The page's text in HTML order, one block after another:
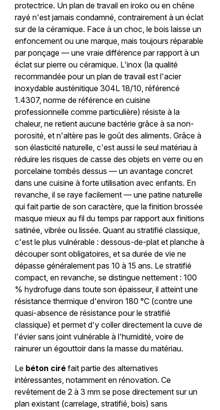
protectrice. Un plan de travail en iroko ou en chêne
rayé n'est jamais condamné, contrairement à un éclat
sur de la céramique. Face à un choc, le bois laisse un
enfoncement ou une marque, mais toujours réparable
par ponçage — une vraie différence par rapport à un
éclat sur pierre ou céramique. L'inox (la qualité
recommandée pour un plan de travail est l'acier
inoxydable austénitique 304L 18/10, référencé
1.4307, norme de référence en cuisine
professionnelle comme particulière) résiste à la
chaleur, ne retient aucune bactérie grâce à sa non-
porosité, et n'altère pas le goût des aliments. Grâce à
son élasticité naturelle, c'est aussi le seul matériau à
réduire les risques de casse des objets en verre ou en
porcelaine tombés dessus — un avantage concret
dans une cuisine à forte utilisation avec enfants. En
revanche, il se raye facilement — une patine naturelle
qui fait partie de son caractère, que la finition brossée
masque mieux au fil du temps par rapport aux finitions
satinée, vibrée ou lissée. Quant au stratifié classique,
c'est le plus vulnérable : dessous-de-plat et planche à
découper sont obligatoires, et sa durée de vie ne
dépasse généralement pas 10 à 15 ans. Le stratifié
compact, en revanche, se distingue nettement : 100
% hydrofuge dans toute son épaisseur, il atteint une
résistance thermique d'environ 180 °C (contre une
quasi-absence de résistance pour le stratifié
classique) et permet d'y coller directement la cuve de
l'évier sans joint vulnérable à l'humidité, voire de
rainurer un égouttoir dans la masse du matériau.
Le béton ciréfait partie des alternatives
intéressantes, notamment en rénovation. Ce
revêtement de 2 à 3 mm se pose directement sur un
plan existant (carrelage, stratifié, bois) sans